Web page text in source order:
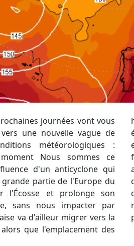
journées vont vous
une nouvelle vague de
météorologiques :
Nous sommes ce
d'un anticyclone qui
partie de l'Europe du
l'Écosse et prolonge son
sans nous impacter par
va d'ailleur migrer vers la
que l'emplacement des
ne va que très peu
On reste alors dans un
du beau temps avec de
le week-end, une petite
Elle est moribonde, peu
notre région bien
surtout sur les reliefs. Un
s'opérer la semaine